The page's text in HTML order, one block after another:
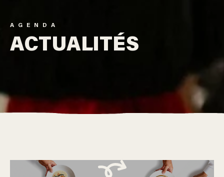
AGENDA
ACTUALITÉS